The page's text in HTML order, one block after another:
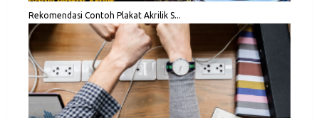
Rekomendasi Contoh Plakat Akrilik S...